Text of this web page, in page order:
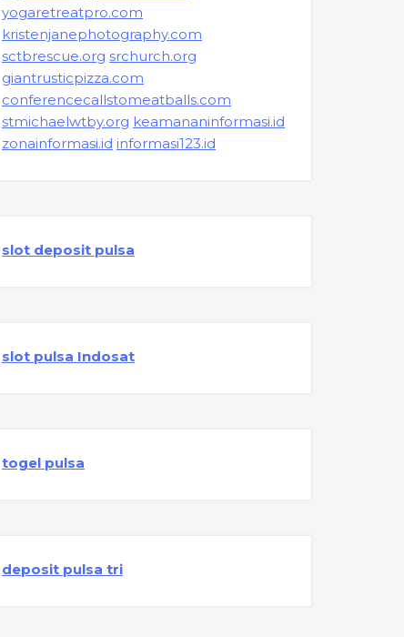
yogaretreatpro.com
kristenjanephotography.com
sctbrescue.org srchurch.org
giantrusticpizza.com
conferencecallstomeatballs.com
stmichaelwtby.org keamananinformasi.id
zonainformasi.id informasi123.id
slot deposit pulsa
slot pulsa Indosat
togel pulsa
deposit pulsa tri